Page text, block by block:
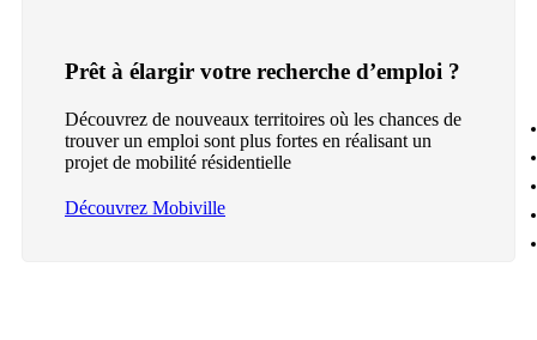
Prêt à élargir votre recherche d’emploi ?
Découvrez de nouveaux territoires où les chances de
trouver un emploi sont plus fortes en réalisant un
projet de mobilité résidentielle
Découvrez Mobiville